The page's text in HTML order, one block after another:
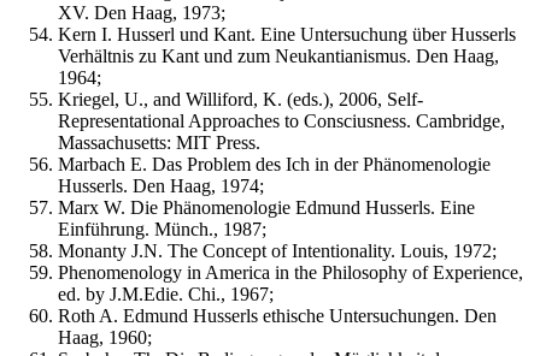
XV. Den Haag, 1973;
Kern I. Husserl und Kant. Eine Untersuchung über Husserls
Verhältnis zu Kant und zum Neukantianismus. Den Haag,
1964;
Kriegel, U., and Williford, K. (eds.), 2006, Self-
Representational Approaches to Consciusness. Cambridge,
Massachusetts: MIT Press.
Marbach E. Das Problem des Ich in der Phänomenologie
Husserls. Den Haag, 1974;
Marx W. Die Phänomenologie Edmund Husserls. Eine
Einführung. Münch., 1987;
Monanty J.N. The Concept of Intentionality. Louis, 1972;
Phenomenology in America in the Philosophy of Experience,
ed. by J.M.Edie. Chi., 1967;
Roth A. Edmund Husserls ethische Untersuchungen. Den
Haag, 1960;